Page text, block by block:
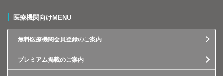
医療機関向けMENU
無料医療機関会員登録のご案内
プレミアム掲載のご案内